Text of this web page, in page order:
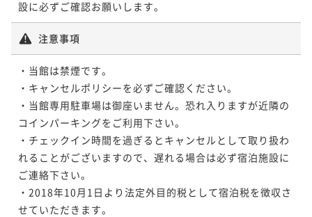
注意事項
・当館は禁煙です。
・キャンセルポリシーを必ずご確認ください。
・当館専用駐車場は御座いません。恐れ入りますが近隣の
コインパーキングをご利用下さい。
・チェックイン時間を過ぎるとキャンセルとして取り扱わ
れることがございますので、遅れる場合は必ず宿泊施設に
ご連絡下さい。
・2018年10月1日より法定外目的税として宿泊税を徴収さ
せていただきます。